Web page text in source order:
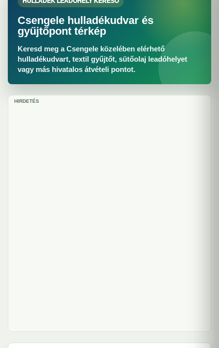
Csengele hulladékudvar és
gyűjtőpont térkép
Keresd meg a Csengele közelében elérhető
hulladékudvart, textil gyűjtőt, sütőolaj leadóhelyet
vagy más hivatalos átvételi pontot.
HIRDETÉS